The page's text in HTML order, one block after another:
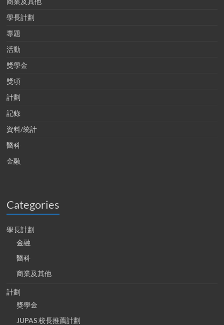
學長計劃
專題
活動
獎學金
獎項
計劃
記錄
資料/統計
醫科
金融
Categories
學長計劃
金融
醫科
商業及其他
計劃
獎學金
JUPAS 校長推薦計劃